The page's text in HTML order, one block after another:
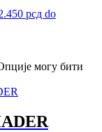
рсд do
могу бити